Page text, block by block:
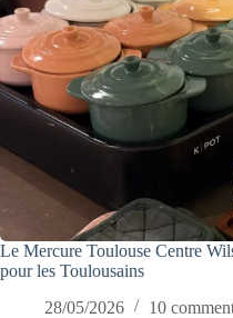
Le Mercure Toulouse Centre
pour les Toulousains
28/05/2026
10